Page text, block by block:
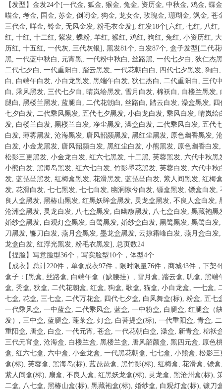
【发型】金发24个[一代金, 狐金, 猴金, 兔金, 资历金, 中秋金, 鸡金, 蝶
喵金, 考金, 国金, 苏金, 倒闭金, 狗金, 龙女金, 玫瑰金, 珊瑚金, 飒金, 苍
三代金, 咩金, 铃金, 无风金发, 粉毛衣金发], 红发18个[六红, 七红, 八红,
红, 十红, 十二红, 紫发, 蝶粉, 羊红, 猴红, 鸡红, 狗红, 兔红, 小资历红,
历红, 十五红, 一代灰, 三代灰银], 黑发81个, 白发87个, 盒子发型[二代
黑, 一代蓝中秋白, 元宵黑, 一代粉中秋白, 丝路黑, 一代七夕白, 狄仁杰
二代七夕白, 一代重阳白, 踏云黑发, 一代花朝白白, 四代七夕黑发, 狗白
白, 白端午白发, 小白龙黑发, 黑端午白发, 狄仁杰白, 二代重阳白, 三代
白, 乘风黑发, 三代七夕白, 晴岚绘黑发, 雪月白发, 棉袄白, 白楼兰黑发,
腿白, 黑楼兰黑发, 蓝腿白, 二代花朝白, 丝路白, 踏云白发, 澡盒黑发, 四
七夕白发, 二代乘风黑发, 五代七夕黑发, 小白龙白发, 乘风白发, 晴岚绘
发, 白楼兰白发, 黑楼兰白发, 净尘黑发, 澡盒白发, 二代乘风白发, 五代
白发, 薄雾黑发, 沧海黑发, 唐风韶颜黑发, 黑红尘黑发, 原色幽香黑发,
白发, 小金龙黑发, 唐风韶颜白发, 黑红尘白发, 小熊黑发, 原色幽香白发
松影三更黑发, 小金龙白发, 红六七黑发, 十二黑, 芙蓉黑发, 六代中秋黑
小熊白发, 黑海岛黑发, 红六七白发, 竹影墨花黑发, 芙蓉白发, 六代中秋
发, 蓝琵琶黑发, 红梅盒黑发, 花滑黑发, 蓝琵琶白发, 紫人间黑发, 红梅
发, 花滑白发, 七七黑发, 七七白发, 幽涧愀兮白发, 镖盒黑发, 镖盒白发,
良人盒黑发, 黑椿山黑发, 红黑妖眸盒黑发, 灵龙盒黑发, 不良人盒白发,
沧洲盒黑发, 灵龙白发, 八七盒黑发, 白幽馥黑发, 八七盒白发, 黑藏袍黑
婚纱盒黑发, 白观灯盒黑发, 白鹭黑发, 婚纱盒白发, 黑鹭黑发, 黑鹭白发
刀黑发, 镰刀白发, 燕月盒黑发, 墨龙盒黑发, 云掠霜峰白发, 燕月盒白发
龙盒白发, 红浮光黑发, 粉毛衣黑发], 总页数24
【捏脸】写意脸型36个，写实脸型10个，体型4个
【成衣】总计220件，单盒成衣97件，限时限量76件，商城43件，下架4
盒子：[黑盒, 丝路盒, 白端午盒（缺腰挂）, 雪月盒, 踏云盒, 叽盒, 黑端
盒, 秃盒, 狄盒, 二代花朝盒, 红盒, 狗盒, 歌盒, 猫盒, 小白龙盒, 一七盒,
七盒, 花盒, 三七盒, 二代万花盒, 四代七夕盒, 白凤舞盒(标), 粉盒, 五七
一代乘风盒, 一中蓝盒, 二代乘风盒, 蓝盒, 一中粉盒, 白腿盒, 红腿盒（
发）, 三中盒, 蓝腿盒, 蓬莱盒, 灯盒, 白菩提盒(标), 一代重阳盒, 青盒,
重阳盒, 唐盒, 白盒, 一代元宵, 苍盒, 一代花朝白盒, 澡盒, 新青盒, 棉袄
三代元宵盒, 沧海盒, 白楼兰盒, 黑楼兰盒, 唐风韶颜盒, 黑四元盒, 原色
盒, 红六七盒, 六中盒, 小金龙盒, 一代黑花朝盒, 七七盒, 小熊盒, 松影三
盒(标), 芙蓉盒, 黑海岛(标), 蓝琵琶盒, 黑竹影(标), 红梅盒, 花滑盒, 镖
紫人间盒(标), 扇盒, 不良人盒, 红黑妖龙盒(标), 灵龙盒, 黑沧州盒(标),
二盒, 八七盒, 黑椿山盒(标), 黑藏袍盒(标), 婚纱盒, 白观灯盒(标), 镰刀